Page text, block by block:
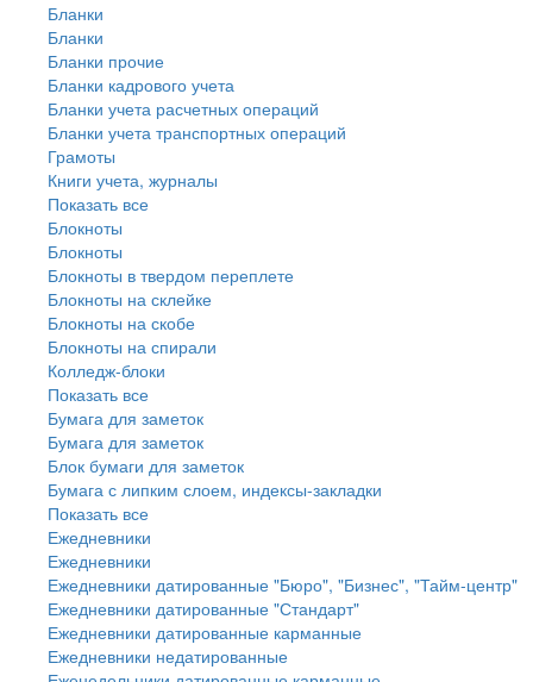
Бланки
Бланки
Бланки прочие
Бланки кадрового учета
Бланки учета расчетных операций
Бланки учета транспортных операций
Грамоты
Книги учета, журналы
Показать все
Блокноты
Блокноты
Блокноты в твердом переплете
Блокноты на склейке
Блокноты на скобе
Блокноты на спирали
Колледж-блоки
Показать все
Бумага для заметок
Бумага для заметок
Блок бумаги для заметок
Бумага с липким слоем, индексы-закладки
Показать все
Ежедневники
Ежедневники
Ежедневники датированные "Бюро", "Бизнес", "Тайм-центр"
Ежедневники датированные "Стандарт"
Ежедневники датированные карманные
Ежедневники недатированные